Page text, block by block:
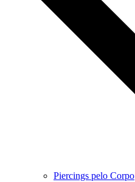
Piercings pelo Corpo